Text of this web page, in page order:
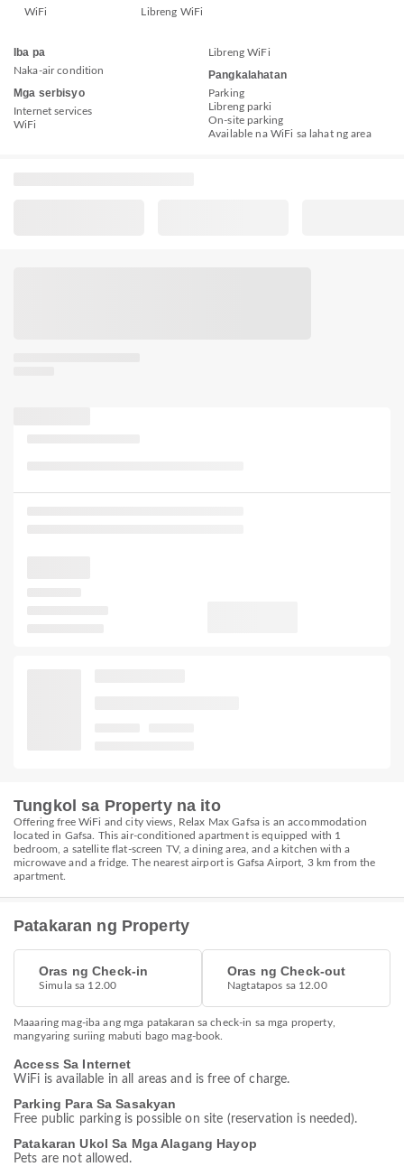
WiFi Libreng WiFi
Iba pa
Naka-air condition
Mga serbisyo
Internet services
WiFi
Libreng WiFi
Pangkalahatan
Parking
Libreng parki
On-site parking
Available na WiFi sa lahat ng area
Tungkol sa Property na ito
Offering free WiFi and city views, Relax Max Gafsa is an accommodation
located in Gafsa. This air-conditioned apartment is equipped with 1
bedroom, a satellite flat-screen TV, a dining area, and a kitchen with a
microwave and a fridge. The nearest airport is Gafsa Airport, 3 km from the
apartment.
Patakaran ng Property
Oras ng Check-in
Simula sa 12.00
Oras ng Check-out
Nagtatapos sa 12.00
Maaaring mag-iba ang mga patakaran sa check-in sa mga property,
mangyaring suriing mabuti bago mag-book.
Access Sa Internet
WiFi is available in all areas and is free of charge.
Parking Para Sa Sasakyan
Free public parking is possible on site (reservation is needed).
Patakaran Ukol Sa Mga Alagang Hayop
Pets are not allowed.